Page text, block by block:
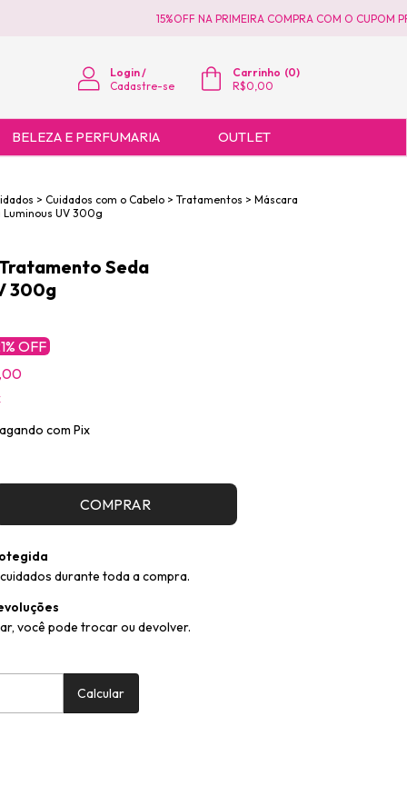
15%OFF NA PRIMEIRA COMPRA COM O CUPOM
Login /
Cadastre-se
Carrinho (0)
R$0,00
BELEZA E PERFUMARIA OUTLET
> Cuidados com o Cabelo > Tratamentos > Máscara
Luminous UV 300g
Seda
300g
% OFF
com Pix
durante toda a compra.
você pode trocar ou devolver.
Calcular